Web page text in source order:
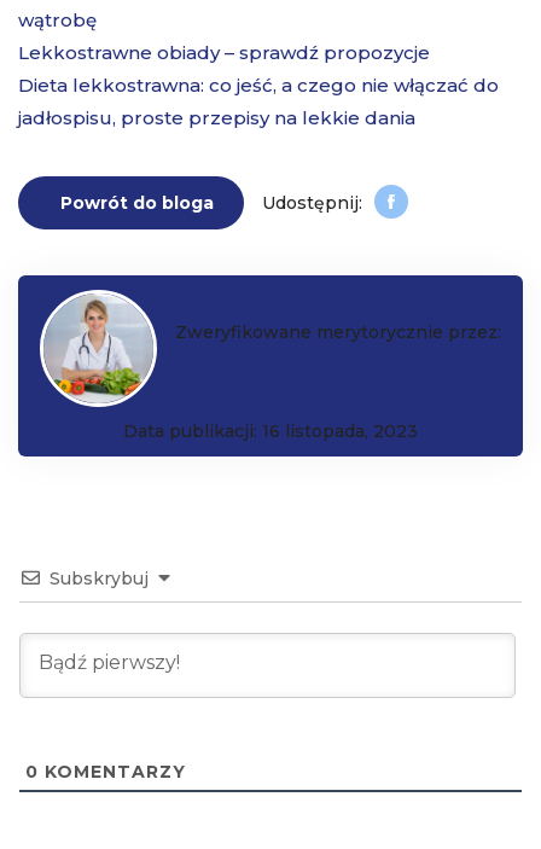
wątrobę
Lekkostrawne obiady – sprawdź propozycje
Dieta lekkostrawna: co jeść, a czego nie włączać do
jadłospisu, proste przepisy na lekkie dania
Powrót do bloga
Zweryfikowane merytorycznie przez:
Data publikacji: 16 listopada, 2023
Subskrybuj
0 KOMENTARZY